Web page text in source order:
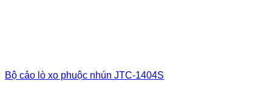
Bộ cảo lò xo phuộc nhún JTC-1404S